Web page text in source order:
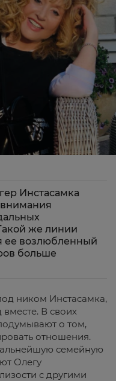
Инстасамка
внимания
же линии
ее возлюбленный
больше
ником Инстасамка,
В своих
о том,
отношения.
семейную
Олегу
с другими